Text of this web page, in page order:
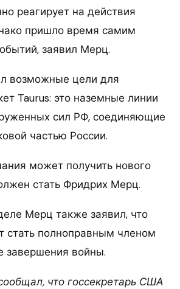
реагирует на действия
пришло время самим
заявил Мерц.
возможные цели для
Taurus: это наземные линии
сил РФ, соединяющие
частью России.
может получить нового
стать Фридрих Мерц.
Мерц также заявил, что
стать полноправным членом
завершения войны.
что госсекретарь США